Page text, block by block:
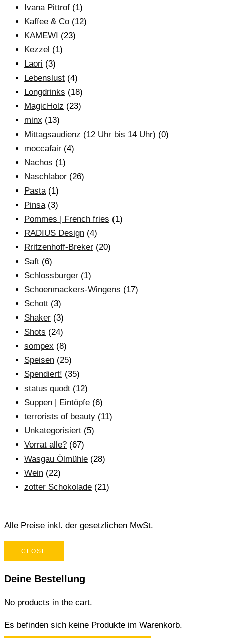
Ivana Pittrof (1)
Kaffee & Co (12)
KAMEWI (23)
Kezzel (1)
Laori (3)
Lebenslust (4)
Longdrinks (18)
MagicHolz (23)
minx (13)
Mittagsaudienz (12 Uhr bis 14 Uhr) (0)
moccafair (4)
Nachos (1)
Naschlabor (26)
Pasta (1)
Pinsa (3)
Pommes | French fries (1)
RADIUS Design (4)
Rritzenhoff-Breker (20)
Saft (6)
Schlossburger (1)
Schoenmackers-Wingens (17)
Schott (3)
Shaker (3)
Shots (24)
sompex (8)
Speisen (25)
Spendiert! (35)
status quodt (12)
Suppen | Eintöpfe (6)
terrorists of beauty (11)
Unkategorisiert (5)
Vorrat alle? (67)
Wasgau Ölmühle (28)
Wein (22)
zotter Schokolade (21)
Alle Preise inkl. der gesetzlichen MwSt.
CLOSE
Deine Bestellung
No products in the cart.
Es befinden sich keine Produkte im Warenkorb.